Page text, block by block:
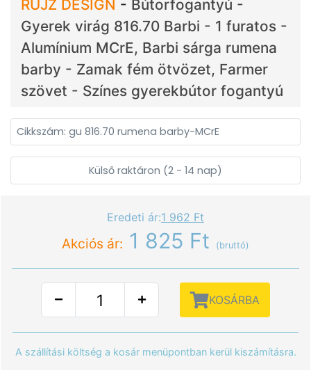
RUJZ DESIGN - Bútorfogantyú -
Gyerek virág 816.70 Barbi - 1 furatos -
Alumínium MCrE, Barbi sárga rumena
barby - Zamak fém ötvözet, Farmer
szövet - Színes gyerekbútor fogantyú
Cikkszám: gu 816.70 rumena barby-MCrE
Külső raktáron (2 - 14 nap)
Eredeti ár:1 962 Ft
Akciós ár: 1 825 Ft (bruttó)
KOSÁRBA
A szállítási költség a kosár menüpontban kerül kiszámításra.